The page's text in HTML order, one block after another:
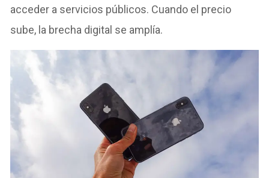
acceder a servicios públicos. Cuando el precio
sube, la brecha digital se amplía.